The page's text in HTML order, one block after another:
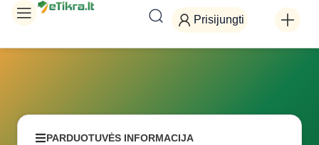
Prisijungti
PARDUOTUVĖS INFORMACIJA